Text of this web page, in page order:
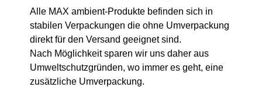
Alle MAX ambient-Produkte befinden sich in
stabilen Verpackungen die ohne Umverpackung
direkt für den Versand geeignet sind.
Nach Möglichkeit sparen wir uns daher aus
Umweltschutzgründen, wo immer es geht, eine
zusätzliche Umverpackung.